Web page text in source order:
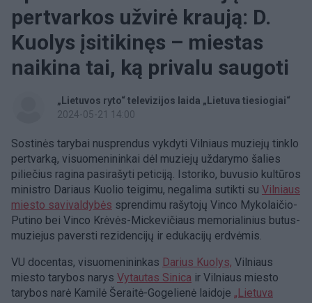
pertvarkos užvirė kraują: D.
Kuolys įsitikinęs – miestas
naikina tai, ką privalu saugoti
„Lietuvos ryto“ televizijos laida „Lietuva tiesiogiai“
2024-05-21 14:00
Sostinės tarybai nusprendus vykdyti Vilniaus muziejų tinklo
pertvarką, visuomenininkai dėl muziejų uždarymo šalies
piliečius ragina pasirašyti peticiją. Istoriko, buvusio kultūros
ministro Dariaus Kuolio teigimu, negalima sutikti su Vilniaus
miesto savivaldybės sprendimu rašytojų Vinco Mykolaičio-
Putino bei Vinco Krėvės-Mickevičiaus memorialinius butus-
muziejus paversti rezidencijų ir edukacijų erdvėmis.
VU docentas, visuomenininkas Darius Kuolys, Vilniaus
miesto tarybos narys Vytautas Sinica ir Vilniaus miesto
tarybos narė Kamilė Šeraitė-Gogelienė laidoje „Lietuva